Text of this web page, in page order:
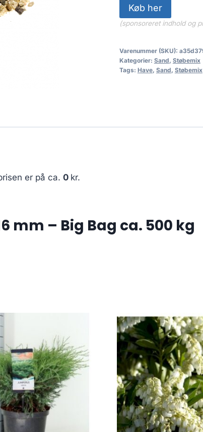
Køb her
(sponsoreret indhold og
Varenummer (SKU):
Kategorier: Sand, Støbemix
Tags: Have, Sand, Støbemix
er på ca. 0 kr.
mm – Big Bag ca. 500 kg